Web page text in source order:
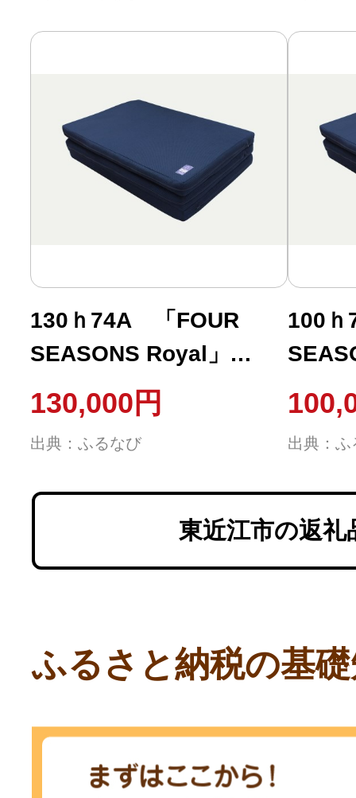
問い合わせ
130ｈ74A 「FOUR
SEASONS Royal」
SD（柔らかめ）
130,000円
出典：ふるなび
100
S（
出典：ふ
東近江市の返礼
ふるさと納税の基